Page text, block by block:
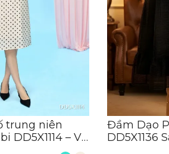
trung niên
DD5X1114 – Vẻ
Đầm Dạo
DD5X1136